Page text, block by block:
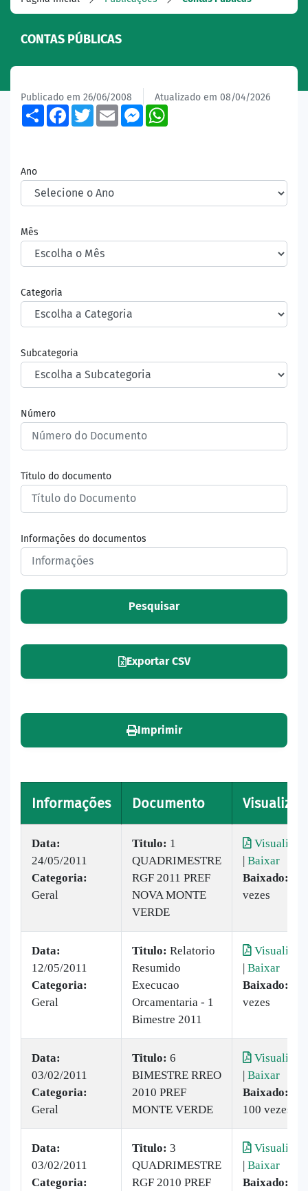
CONTAS PÚBLICAS
Publicado em 26/06/2008 Atualizado em 08/04/2026
ShareFacebook
TwitterEmailMessenger
Ano
Mês
Categoria
Subcategoria
Número
Título do documento
Informações do documentos
Pesquisar
Exportar CSV
Imprimir
Informações Documento Visualizar
Data:
24/05/2011
Categoria:
Geral
Titulo: 1
QUADRIMESTRE
RGF 2011 PREF
NOVA MONTE
VERDE
Visualizar
| Baixar
Baixado:
vezes
Data:
12/05/2011
Categoria:
Geral
Titulo: Relatorio
Resumido
Execucao
Orcamentaria - 1
Bimestre 2011
Visualizar
| Baixar
Baixado:
vezes
Data:
03/02/2011
Categoria:
Geral
Titulo: 6
BIMESTRE RREO
2010 PREF
MONTE VERDE
Visualizar
| Baixar
Baixado:
100 vezes
Data:
03/02/2011
Categoria:
Titulo: 3
QUADRIMESTRE
RGF 2010 PREF
Visualizar
| Baixar
Baixado: